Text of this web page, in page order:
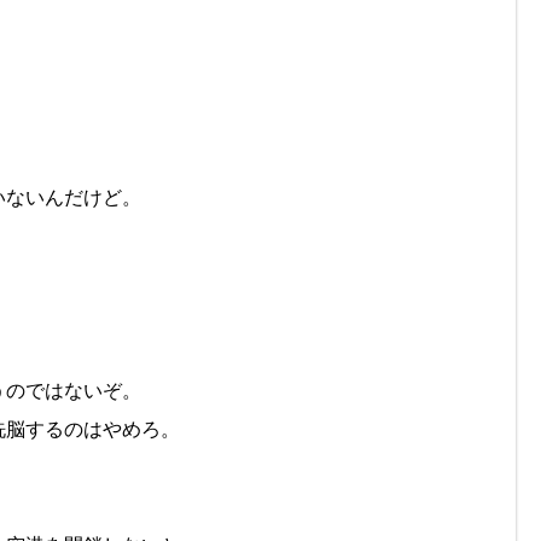
いんだけど。
ではないぞ。
するのはやめろ。